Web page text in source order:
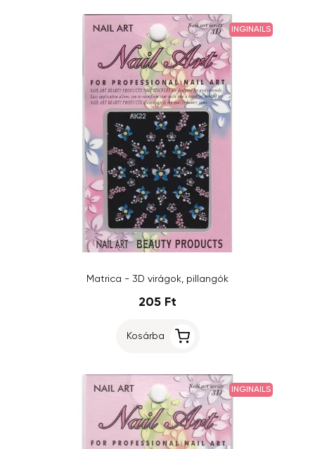
INGINAILS
Matrica - 3D virágok, pillangók
205 Ft
Kosárba
INGINAILS